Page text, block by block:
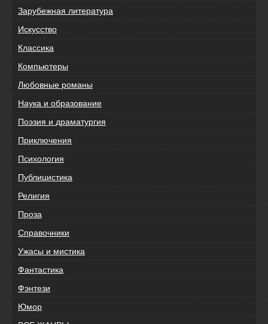
Зарубежная литература
Искусство
Классика
Компьютеры
Любовные романы
Наука и образование
Поэзия и драматургия
Приключения
Психология
Публицистика
Религия
Проза
Справочники
Ужасы и мистика
Фантастика
Фэнтези
Юмор